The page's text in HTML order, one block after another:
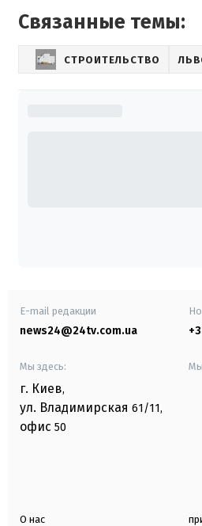
Связанные темы:
СТРОИТЕЛЬСТВО
E-mail редакции
news24@24tv.com.ua
Мы здесь:
г. Киев,
ул. Владимирская 61/11,
офис 50
Мы
О нас